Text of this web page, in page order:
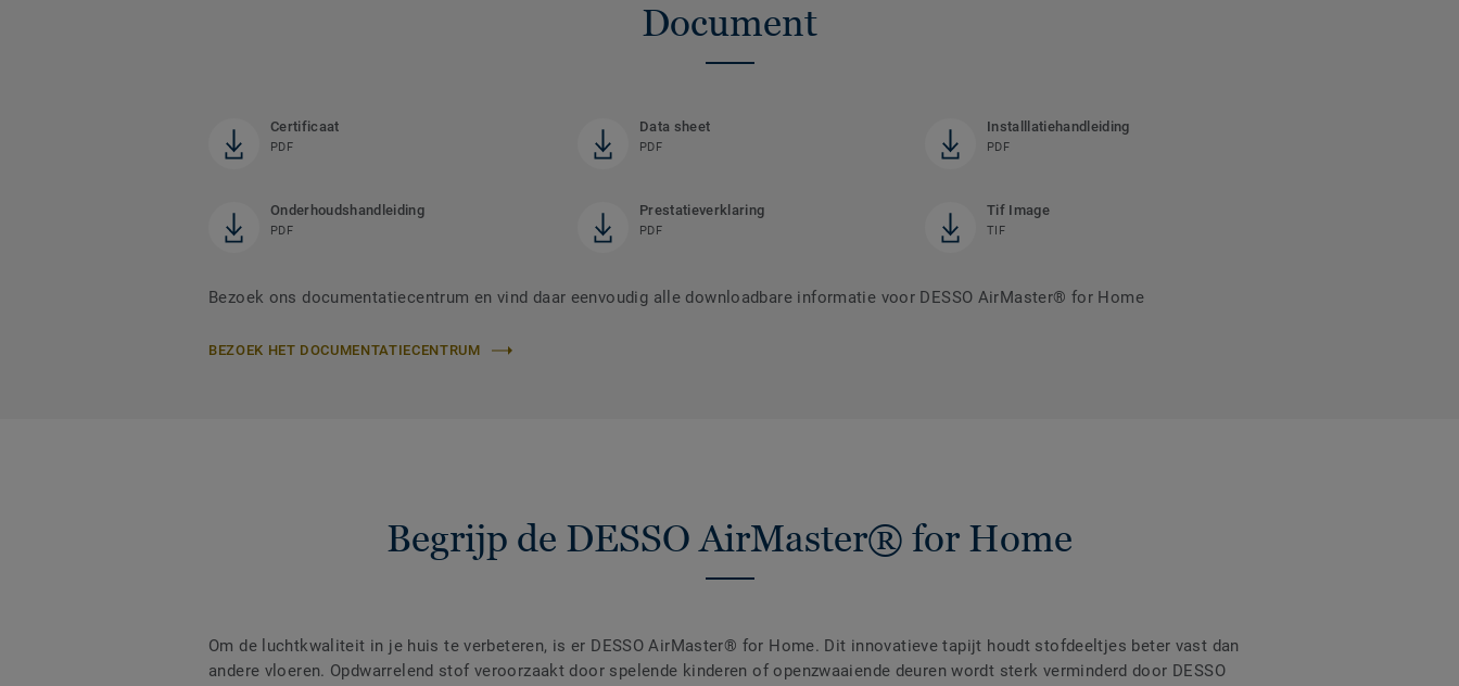
Document
Certificaat
PDF
Data sheet
PDF
Installlatiehandleiding
PDF
Onderhoudshandleiding
PDF
Prestatieverklaring
PDF
Tif Image
TIF
Bezoek ons documentatiecentrum en vind daar eenvoudig alle downloadbare informatie voor DESSO AirMaster® for Home
BEZOEK HET DOCUMENTATIECENTRUM
Begrijp de DESSO AirMaster® for Home
Om de luchtkwaliteit in je huis te verbeteren, is er DESSO AirMaster® for Home. Dit innovatieve tapijt houdt stofdeeltjes beter vast dan
andere vloeren. Opdwarrelend stof veroorzaakt door spelende kinderen of openzwaaiende deuren wordt sterk verminderd door DESSO